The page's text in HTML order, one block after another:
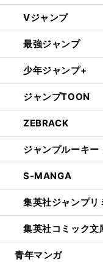
Vジャンプ
最強ジャンプ
少年ジャンプ+
ジャンプTOON
ZEBRACK
ジャンプルーキー
S-MANGA
集英社ジャンプリ
集英社コミック文
青年マンガ